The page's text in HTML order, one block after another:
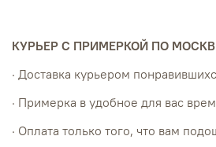
КУРЬЕР С ПРИМЕРКОЙ ПО
· Доставка курьером
· Примерка в удобное для вас
· Оплата только того, что вам